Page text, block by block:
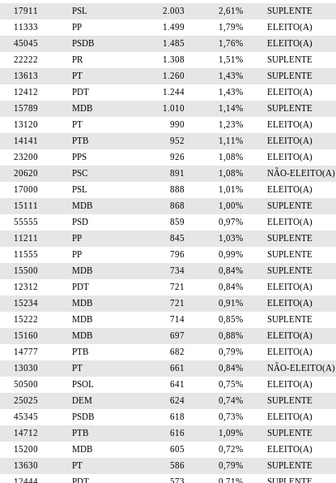
17911 PSL 2.003 2,61%
SUPLENTE
11333 PP 1.499 1,79%
ELEITO(A)
45045 PSDB 1.485 1,76%
ELEITO(A)
22222 PR 1.308 1,51%
SUPLENTE
13613 PT 1.260 1,43%
SUPLENTE
12412 PDT 1.244 1,43%
ELEITO(A)
15789 MDB 1.010 1,14%
SUPLENTE
13120 PT 990 1,23%
ELEITO(A)
14141 PTB 952 1,11%
ELEITO(A)
23200 PPS 926 1,08%
ELEITO(A)
20620 PSC 891 1,08%
NÃO-ELEITO(A)
17000 PSL 888 1,01%
ELEITO(A)
15111 MDB 868 1,00%
SUPLENTE
55555 PSD 859 0,97%
ELEITO(A)
11211 PP 845 1,03%
SUPLENTE
11555 PP 796 0,99%
SUPLENTE
15500 MDB 734 0,84%
SUPLENTE
12312 PDT 721 0,84%
ELEITO(A)
15234 MDB 721 0,91%
ELEITO(A)
15222 MDB 714 0,85%
SUPLENTE
15160 MDB 697 0,88%
ELEITO(A)
14777 PTB 682 0,79%
ELEITO(A)
13030 PT 661 0,84%
NÃO-ELEITO(A)
50500 PSOL 641 0,75%
ELEITO(A)
25025 DEM 624 0,74%
SUPLENTE
45345 PSDB 618 0,73%
ELEITO(A)
14712 PTB 616 1,09%
SUPLENTE
15200 MDB 605 0,72%
ELEITO(A)
13630 PT 586 0,79%
SUPLENTE